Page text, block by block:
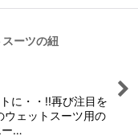
ーツの紐
に・・!!再び注目を
ウェットスーツ用の
…